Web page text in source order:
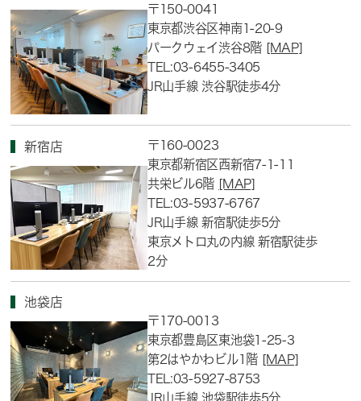
〒150-0041
東京都渋谷区神南1-20-9
パークウェイ渋谷8階 [MAP]
TEL:03-6455-3405
JR山手線 渋谷駅徒歩4分
新宿店
〒160-0023
東京都新宿区西新宿7-1-11
共栄ビル6階 [MAP]
TEL:03-5937-6767
JR山手線 新宿駅徒歩5分
東京メトロ丸の内線 新宿駅徒歩
2分
池袋店
〒170-0013
東京都豊島区東池袋1-25-3
第2はやかわビル1階 [MAP]
TEL:03-5927-8753
JR山手線 池袋駅徒歩5分